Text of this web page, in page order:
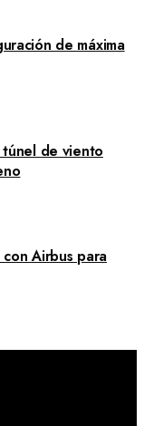
de máxima
túnel de viento
Airbus para